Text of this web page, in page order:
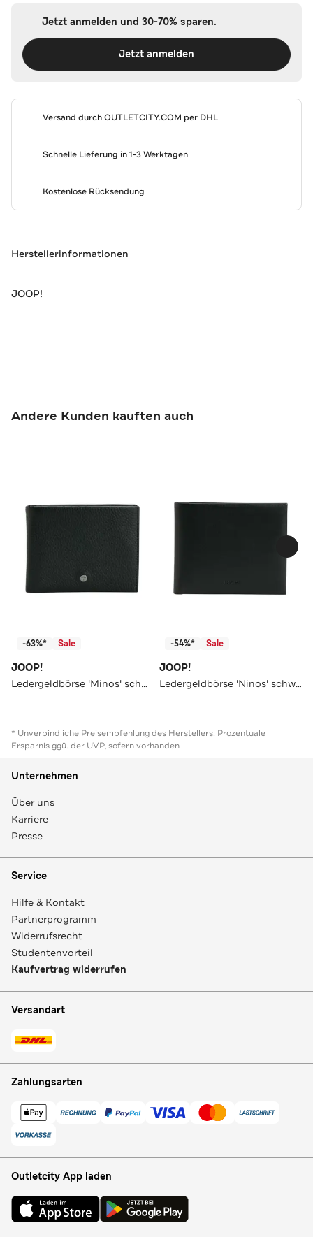
Jetzt anmelden und 30-70% sparen.
Jetzt anmelden
Versand durchOUTLETCITY.COM per DHL
Schnelle Lieferung in 1-3 Werktagen
Kostenlose Rücksendung
Herstellerinformationen
JOOP!
Andere Kunden kauften auch
-63%* Sale
JOOP!
Ledergeldbörse 'Minos' schwarz
-54%* Sale
JOOP!
Ledergeldbörse 'Ninos' schwarz
* Unverbindliche Preisempfehlung des Herstellers. Prozentuale
Ersparnis ggü. der UVP, sofern vorhanden
Unternehmen
Über uns
Karriere
Presse
Service
Hilfe & Kontakt
Partnerprogramm
Widerrufsrecht
Studentenvorteil
Kaufvertrag widerrufen
Versandart
Zahlungsarten
Outletcity App laden